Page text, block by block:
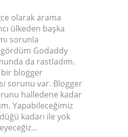
olarak arama
ülkeden başka
sorunla
gördüm Godaddy
da rastladım.
blogger
sorunu var. Blogger
halledene kadar
Yapabileceğimiz
kadarı ile yok